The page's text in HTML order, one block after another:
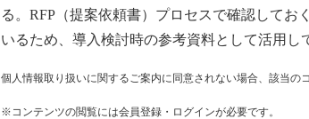
る。RFP（提案依頼書）プロセスで確認してお
いるため、導入検討時の参考資料として活用し
個人情報取り扱いに関するご案内に同意されない場合、該当の
※コンテンツの閲覧には会員登録・ログインが必要です。